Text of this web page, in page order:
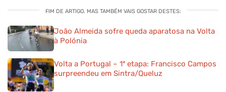
FIM DE ARTIGO. MAS TAMBÉM VAIS GOSTAR DESTES:
João Almeida sofre queda aparatosa na Volta
à Polónia
Volta a Portugal – 1ª etapa: Francisco Campos
surpreendeu em Sintra/Queluz